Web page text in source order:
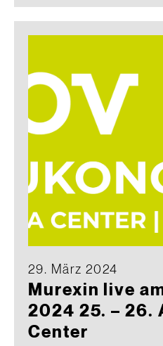
29. März 2024
Murexin live
2024 25. – 26.
Center